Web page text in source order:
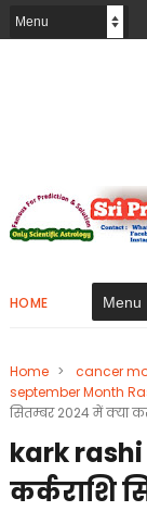
HOME
Home > cancer
september Month
सितम्बर 2024 में क्या
kark rashi
कर्कराशि